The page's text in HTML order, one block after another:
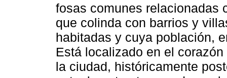
fosas comunes relacionadas
que colinda con barrios y
habitadas y cuya población,
Está localizado en el
la ciudad, históricamente